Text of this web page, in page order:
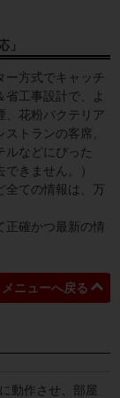
」
方式でキャッチ
工事設計で、よ
、花粉バクテリア
トランの客席、
ルなどにぴった
きません。）
ての情報は、万
正確かつ最新の情
メニューへ戻る
動作させ、部屋